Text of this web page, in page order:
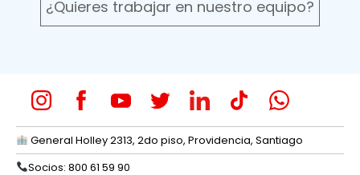
¿Quieres trabajar en nuestro equipo?
General Holley 2313, 2do piso, Providencia, Santiago
Socios: 800 61 59 90